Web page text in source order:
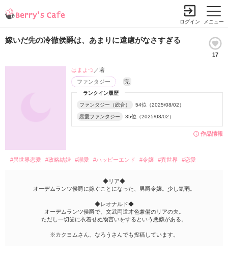
メニュー
ログイン
嫁いだ先の冷徹侯爵は、あまりに遠慮がなさすぎる
17
作品情報
ランクイン履歴
ファンタジー（総合） 54位（2025/08/02）
恋愛ファンタジー 35位（2025/08/02）
ファンタジー 完
はまよつ ／著
#異世界恋愛 #政略結婚 #溺愛 #ハッピーエンド #令嬢 #異世界 #恋愛
◆リア◆
オーデムランツ侯爵に嫁ぐことになった、男爵令嬢。少し気弱。
◆レオナルド◆
オーデムランツ侯爵で、文武両道才色兼備のリアの夫。
ただし一切歯に衣着せぬ物言いをするという悪癖がある。
※カクヨムさん、なろうさんでも投稿しています。